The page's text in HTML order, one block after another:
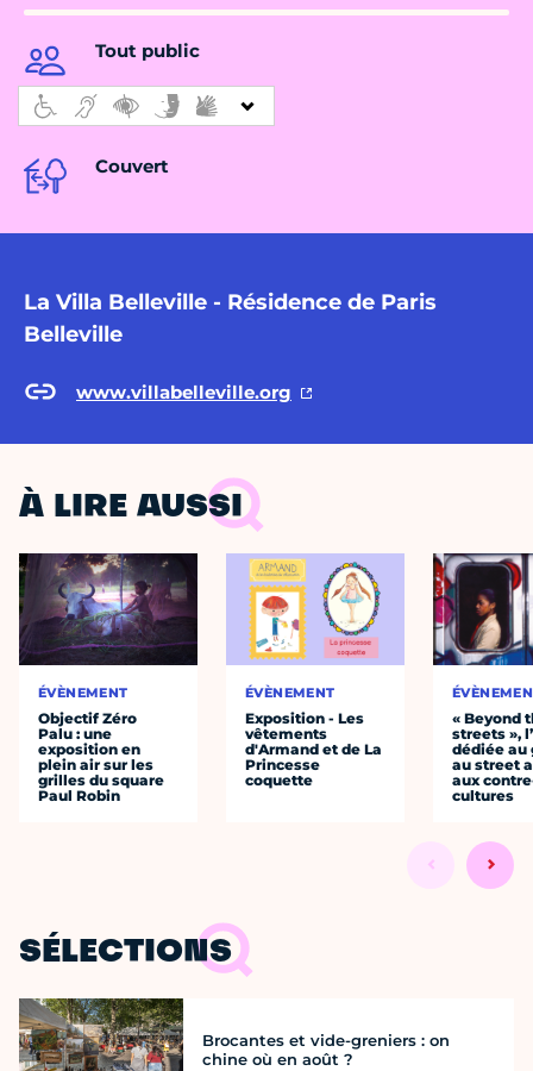
Tout public
Couvert
La Villa Belleville - Résidence de Paris
Belleville
www.villabelleville.org
À LIRE AUSSI
ÉVÈNEMENT
Objectif Zéro
Palu : une
exposition en
plein air sur les
grilles du square
Paul Robin
ÉVÈNEMENT
Exposition - Les
vêtements
d'Armand et de La
Princesse
coquette
« Beyond
streets »,
dédiée au
au street
aux
cultures
SÉLECTIONS
Brocantes et vide-greniers : on
chine où en août ?